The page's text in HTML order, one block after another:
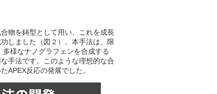
物を鋳型として用い、これを成長
しました（図２）。本手法は、限
様なナノグラフェンを合成する
手法です。このような理想的な合
APEX反応の発展でした。